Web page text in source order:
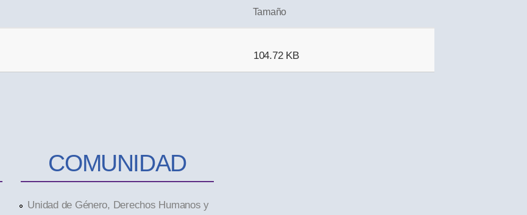
Tamaño
104.72 KB
COMUNIDAD
Unidad de Género, Derechos Humanos y